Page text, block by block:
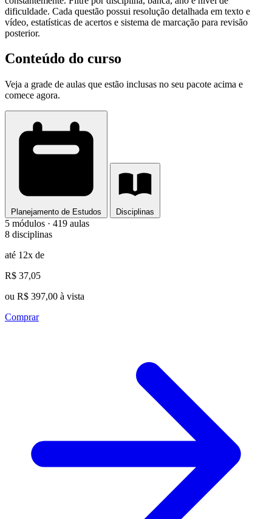
dificuldade. Cada questão possui resolução detalhada em texto e
vídeo, estatísticas de acertos e sistema de marcação para revisão
posterior.
Conteúdo do curso
Veja a grade de aulas que estão inclusas no seu pacote acima e
comece agora.
Planejamento de Estudos Disciplinas
5 módulos · 419 aulas
8 disciplinas
até 12x de
R$ 37,05
ou R$ 397,00 à vista
Comprar